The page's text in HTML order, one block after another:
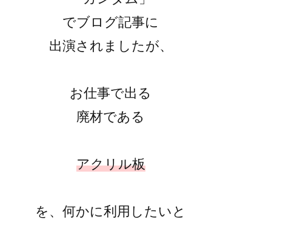
でブログ記事に
出演されましたが、
お仕事で出る
廃材である
アクリル板
を、何かに利用したいと